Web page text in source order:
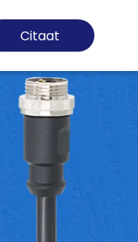
Citaat